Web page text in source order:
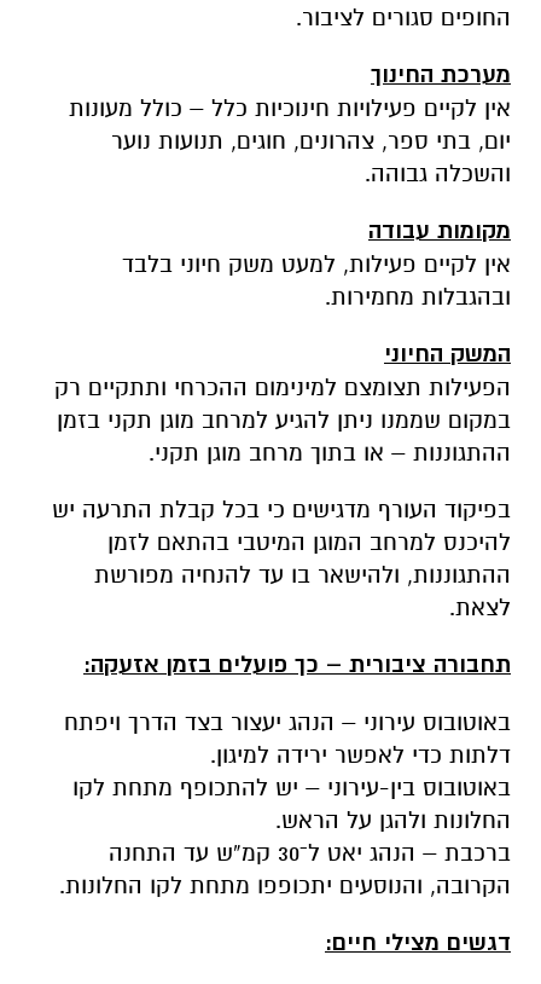
החופים סגורים לציבור.
מערכת החינוך
אין לקיים פעילויות חינוכיות כלל – כולל מעונות
יום, בתי ספר, צהרונים, חוגים, תנועות נוער
והשכלה גבוהה.
מקומות עבודה
אין לקיים פעילות, למעט משק חיוני בלבד
ובהגבלות מחמירות.
המשק החיוני
הפעילות תצומצם למינימום ההכרחי ותתקיים רק
במקום שממנו ניתן להגיע למרחב מוגן תקני בזמן
ההתגוננות – או בתוך מרחב מוגן תקני.
בפיקוד העורף מדגישים כי בכל קבלת התרעה יש
להיכנס למרחב המוגן המיטבי בהתאם לזמן
ההתגוננות, ולהישאר בו עד להנחיה מפורשת
לצאת.
תחבורה ציבורית – כך פועלים בזמן אזעקה:
באוטובוס עירוני – הנהג יעצור בצד הדרך ויפתח
דלתות כדי לאפשר ירידה למיגון.
באוטובוס בין-עירוני – יש להתכופף מתחת לקו
החלונות ולהגן על הראש.
ברכבת – הנהג יאט ל־30 קמ”ש עד התחנה
הקרובה, והנוסעים יתכופפו מתחת לקו החלונות.
דגשים מצילי חיים: